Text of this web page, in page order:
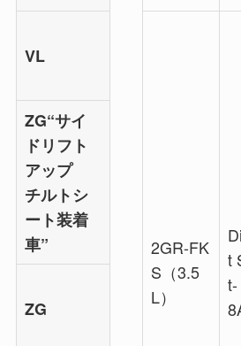
VL
2GR-FK
S（3.5
L）
t
t-
ZG“サイ
ドリフト
アップ
チルトシ
ート装着
車”
ZG